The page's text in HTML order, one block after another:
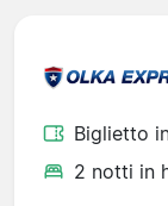
Biglietto
2 notti in